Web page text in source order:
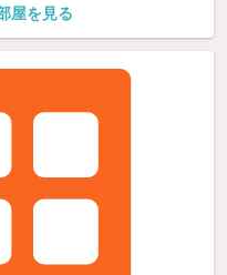
屋を見る